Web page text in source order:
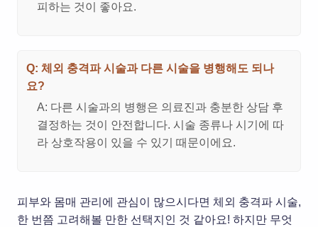
피하는 것이 좋아요.
Q: 체외 충격파 시술과 다른 시술을 병행해도 되나
요?
A: 다른 시술과의 병행은 의료진과 충분한 상담 후
결정하는 것이 안전합니다. 시술 종류나 시기에 따
라 상호작용이 있을 수 있기 때문이에요.
피부와 몸매 관리에 관심이 많으시다면 체외 충격파 시술,
한 번쯤 고려해볼 만한 선택지인 것 같아요! 하지만 무엇